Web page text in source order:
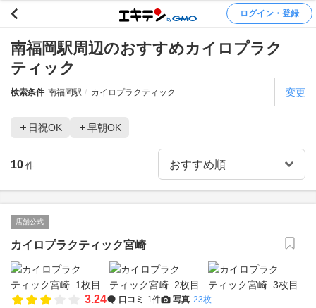
ログイン・登録
南福岡駅周辺のおすすめカイロプラク
ティック
検索条件 南福岡駅 カイロプラクティック 変更
日祝OK 早朝OK
10 件
店舗公式
カイロプラクティック宮崎
3.24 口コミ 1件 写真 23枚